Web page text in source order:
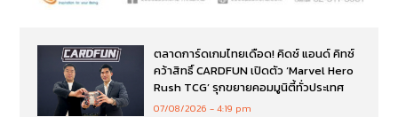
ตลาดการ์ดเกมไทยเดือด! คิดซ์ แอนด์ คิทซ์
คว้าสิทธิ์ CARDFUN เปิดตัว ‘Marvel Hero
Rush TCG’ รุกขยายคอมมูนิตี้ทั่วประเทศ
07/08/2026 4:19 pm